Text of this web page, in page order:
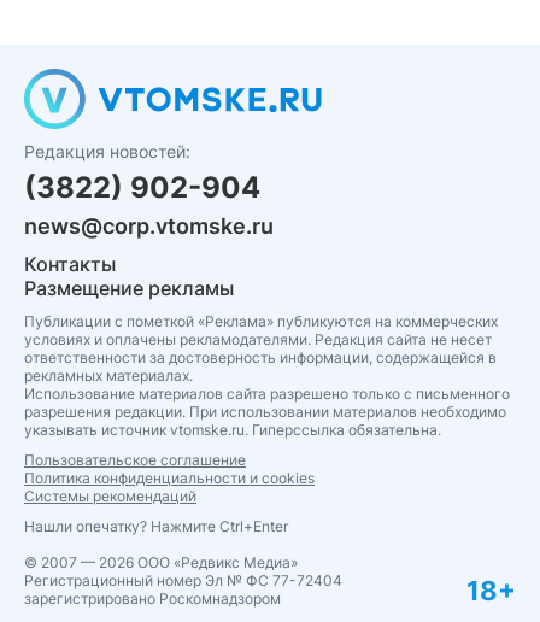
Редакция новостей:
(3822) 902-904
news@corp.vtomske.ru
Контакты
Размещение рекламы
Публикации с пометкой «Реклама» публикуются на коммерческих
условиях и оплачены рекламодателями. Редакция сайта не несет
ответственности за достоверность информации, содержащейся в
рекламных материалах.
Использование материалов сайта разрешено только с письменного
разрешения редакции. При использовании материалов необходимо
указывать источник vtomske.ru. Гиперссылка обязательна.
Пользовательское соглашение
Политика конфиденциальности и cookies
Системы рекомендаций
Нашли опечатку? Нажмите Ctrl+Enter
© 2007 — 2026 ООО «Редвикс Медиа»
Регистрационный номер Эл № ФС 77-72404
зарегистрировано Роскомнадзором
18+